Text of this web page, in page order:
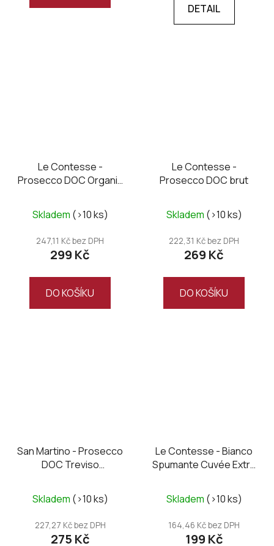
DETAIL
Le Contesse -
Prosecco DOC Organic
Skladem (>10 ks)
247,11 Kč bez DPH
299 Kč
DO KOŠÍKU
Le Contesse -
Prosecco DOC brut
Skladem (>10 ks)
222,31 Kč bez DPH
269 Kč
DO KOŠÍKU
San Martino - Prosecco
DOC Treviso
Skladem (>10 ks)
227,27 Kč bez DPH
275 Kč
Le Contesse - Bianco
Spumante Cuvée Extra
Skladem (>10 ks)
164,46 Kč bez DPH
199 Kč